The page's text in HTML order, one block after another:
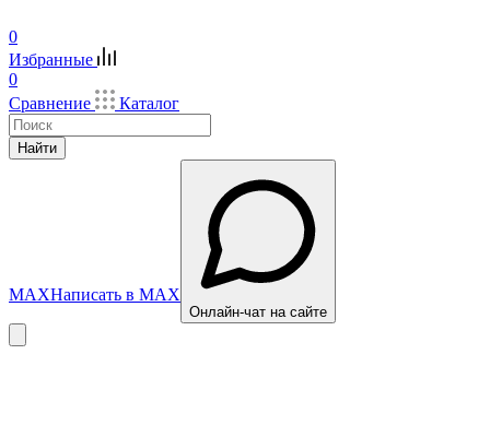
0
Избранные
0
Сравнение
Каталог
Найти
MAXНаписать в MAX
Онлайн-чат на сайте